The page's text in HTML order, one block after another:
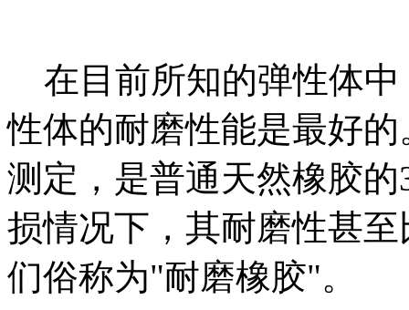
在目前所知的弹性体中
性体的耐磨性能是最好
测定，是普通天然橡胶
损情况下，其耐磨性甚
们俗称为"耐磨橡胶"。